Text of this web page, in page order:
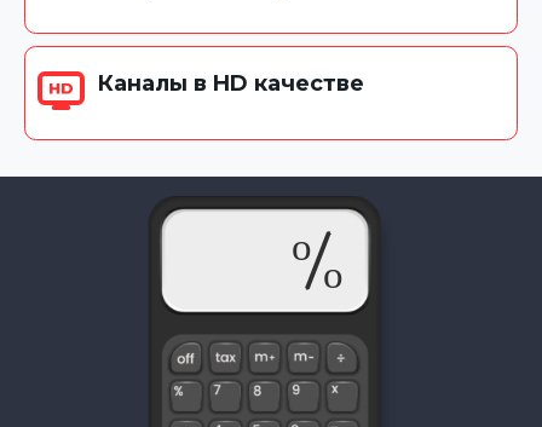
Каналы в HD качестве